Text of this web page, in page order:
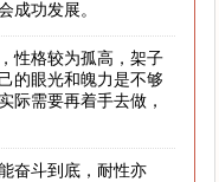
成功发展。
性格较为孤高，架子
的眼光和魄力是不够
际需要再着手去做，
奋斗到底，耐性亦